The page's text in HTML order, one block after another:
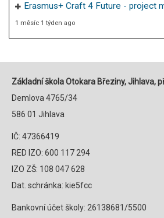
Erasmus+ Craft 4 Future - project
1 měsíc 1 týden ago
Základní škola Otokara Březiny, Jihlava,
Demlova 4765/34
586 01 Jihlava
IČ: 47366419
RED IZO: 600 117 294
IZO ZŠ: 108 047 628
Dat. schránka: kie5fcc
Bankovní účet školy: 26138681/5500